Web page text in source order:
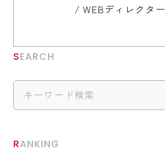
/ WEBディレクター
SEARCH
RANKING